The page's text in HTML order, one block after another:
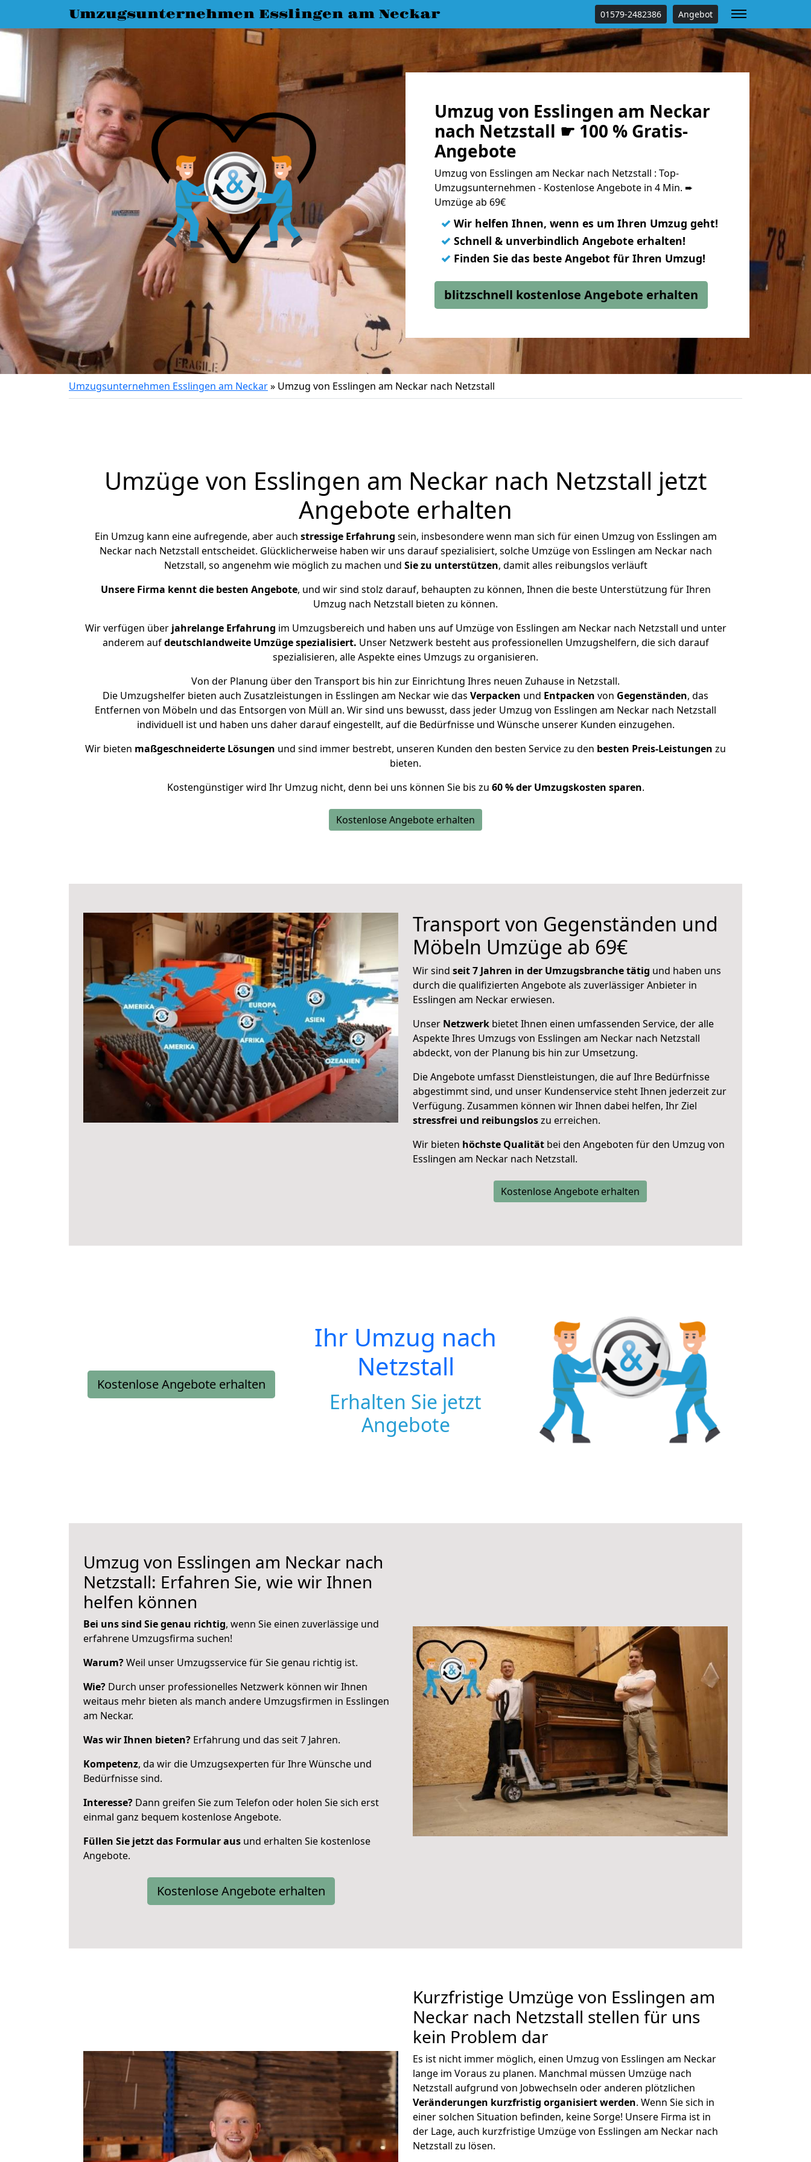
Umzugsunternehmen Esslingen am Neckar 01579-2482386 Angebot
Umzug von Esslingen am Neckar
nach Netzstall ☛ 100 % Gratis-
Angebote
Umzug von Esslingen am Neckar nach Netzstall : Top-
Umzugsunternehmen - Kostenlose Angebote in 4 Min. ➨
Umzüge ab 69€
✓ Wir helfen Ihnen, wenn es um Ihren Umzug geht!
✓ Schnell & unverbindlich Angebote erhalten!
✓ Finden Sie das beste Angebot für Ihren Umzug!
blitzschnell kostenlose Angebote erhalten
Umzugsunternehmen Esslingen am Neckar» Umzug von Esslingen am Neckar nach Netzstall
Umzüge von Esslingen am Neckar nach Netzstall jetzt
Angebote erhalten
Ein Umzug kann eine aufregende, aber auch stressige Erfahrung sein, insbesondere wenn man sich für einen Umzug von Esslingen am
Neckar nach Netzstall entscheidet. Glücklicherweise haben wir uns darauf spezialisiert, solche Umzüge von Esslingen am Neckar nach
Netzstall, so angenehm wie möglich zu machen und Sie zu unterstützen, damit alles reibungslos verläuft
Unsere Firma kennt die besten Angebote, und wir sind stolz darauf, behaupten zu können, Ihnen die beste Unterstützung für Ihren
Umzug nach Netzstall bieten zu können.
Wir verfügen überjahrelange Erfahrung im Umzugsbereich und haben uns auf Umzüge von Esslingen am Neckar nach Netzstall und unter
anderem aufdeutschlandweite Umzüge spezialisiert. Unser Netzwerk besteht aus professionellen Umzugshelfern, die sich darauf
spezialisieren, alle Aspekte eines Umzugs zu organisieren.
Von der Planung über den Transport bis hin zur Einrichtung Ihres neuen Zuhause in Netzstall.
Die Umzugshelfer bieten auch Zusatzleistungen in Esslingen am Neckar wie das Verpacken und Entpacken von Gegenständen, das
Entfernen von Möbeln und das Entsorgen von Müll an. Wir sind uns bewusst, dass jeder Umzug von Esslingen am Neckar nach Netzstall
individuell ist und haben uns daher darauf eingestellt, auf die Bedürfnisse und Wünsche unserer Kunden einzugehen.
Wir bieten maßgeschneiderte Lösungen und sind immer bestrebt, unseren Kunden den besten Service zu den besten Preis-Leistungen zu
bieten.
Kostengünstiger wird Ihr Umzug nicht, denn bei uns können Sie bis zu 60 % der Umzugskosten sparen.
Kostenlose Angebote erhalten
Transport von Gegenständen und
Möbeln Umzüge ab 69€
Wir sind seit 7 Jahren in der Umzugsbranche tätig und haben uns
durch die qualifizierten Angebote als zuverlässiger Anbieter in
Esslingen am Neckar erwiesen.
Unser Netzwerk bietet Ihnen einen umfassenden Service, der alle
Aspekte Ihres Umzugs von Esslingen am Neckar nach Netzstall
abdeckt, von der Planung bis hin zur Umsetzung.
Die Angebote umfasst Dienstleistungen, die auf Ihre Bedürfnisse
abgestimmt sind, und unser Kundenservice steht Ihnen jederzeit zur
Verfügung. Zusammen können wir Ihnen dabei helfen, Ihr Ziel
stressfrei und reibungsloszu erreichen.
Wir bieten höchste Qualität bei den Angeboten für den Umzug von
Esslingen am Neckar nach Netzstall.
Kostenlose Angebote erhalten
Kostenlose Angebote erhalten
Ihr Umzug nach
Netzstall
Erhalten Sie jetzt
Angebote
Umzug von Esslingen am Neckar nach
Netzstall: Erfahren Sie, wie wir Ihnen
helfen können
Bei uns sind Sie genau richtig, wenn Sie einen zuverlässige und
erfahrene Umzugsfirma suchen!
Warum?Weil unser Umzugsservice für Sie genau richtig ist.
Wie? Durch unser professionelles Netzwerk können wir Ihnen
weitaus mehr bieten als manch andere Umzugsfirmen in Esslingen
am Neckar.
Was wir Ihnen bieten? Erfahrung und das seit 7 Jahren.
Kompetenz, da wir die Umzugsexperten für Ihre Wünsche und
Bedürfnisse sind.
Interesse? Dann greifen Sie zum Telefon oder holen Sie sich erst
einmal ganz bequem kostenlose Angebote.
Füllen Sie jetzt das Formular aus und erhalten Sie kostenlose
Angebote.
Kostenlose Angebote erhalten
Kurzfristige Umzüge von Esslingen am
Neckar nach Netzstall stellen für uns
kein Problem dar
Es ist nicht immer möglich, einen Umzug von Esslingen am Neckar
lange im Voraus zu planen. Manchmal müssen Umzüge nach
Netzstall aufgrund von Jobwechseln oder anderen plötzlichen
Veränderungen kurzfristig organisiert werden. Wenn Sie sich in
einer solchen Situation befinden, keine Sorge! Unsere Firma ist in
der Lage, auch kurzfristige Umzüge von Esslingen am Neckar nach
Netzstall zu lösen.